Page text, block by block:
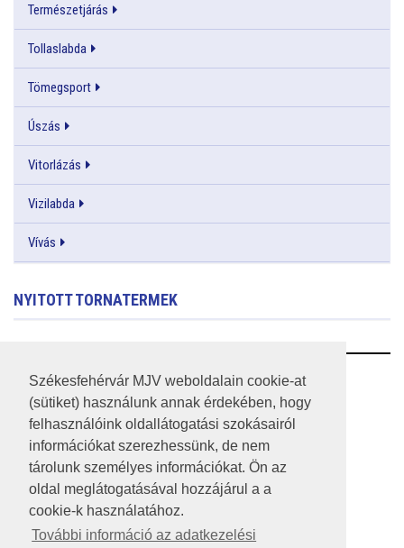
Székesfehérvár MJV weboldalain cookie-at
(sütiket) használunk annak érdekében, hogy
felhasználóink oldallátogatási szokásairól
információkat szerezhessünk, de nem
tárolunk személyes információkat. Ön az
oldal meglátogatásával hozzájárul a a
cookie-k használatához.
További információ az adatkezelési
Természetjárás
Tollaslabda
Tömegsport
Úszás
Vitorlázás
Vizilabda
Vívás
NYITOTT TORNATERMEK
RSS
A HONLAP 2017.03.31-I ÁLLAPOTA
JOGI NYILATKOZAT
IMPRESSZUM